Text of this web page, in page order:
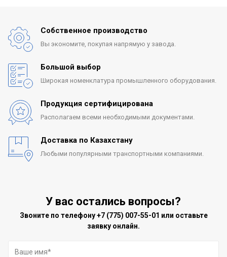
Собственное производство
Вы экономите, покупая напрямую у завода.
Большой выбор
Широкая номенклатура промышленного оборудования.
Продукция сертифицирована
Располагаем всеми необходимыми документами.
Доставка по Казахстану
Любыми популярными транспортными компаниями.
У вас остались вопросы?
Звоните по телефону+7 (775) 007-55-01 или оставьте
заявку онлайн.